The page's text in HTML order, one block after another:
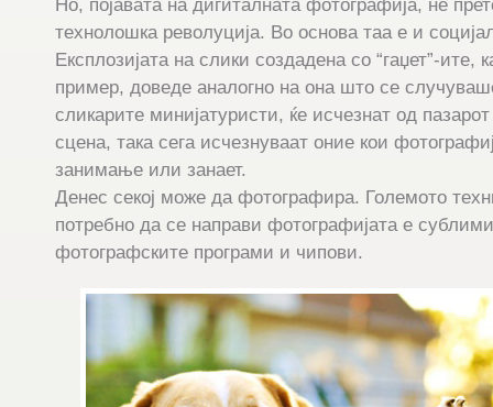
Но, појавата на дигиталната фотографија, не
технолошка револуција. Во основа таа е и
Експлозијата на слики создадена со “гаџет”-ите,
пример, доведе аналогно на она што се
сликарите минијатуристи, ќе исчезнат од
сцена, така сега исчезнуваат оние кои
занимање или занает.
Денес секој може да фотографира. Големото
потребно да се направи фотографијата е
фотографските програми и чипови.